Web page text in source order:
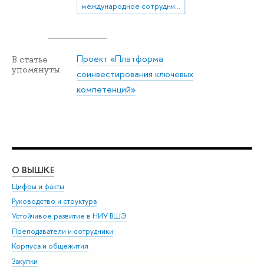
международное сотрудничество
В статье
упомянуты
Проект «Платформа
соинвестирования ключевых
компетенций»
О ВЫШКЕ
Цифры и факты
Руководство и структура
Устойчивое развитие в НИУ ВШЭ
Преподаватели и сотрудники
Корпуса и общежития
Закупки